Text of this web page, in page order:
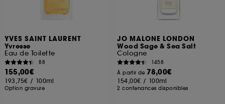
YVES SAINT LAURENT
Yvresse
Eau de Toilette
88
155,00€
193,75€ / 100ml
Option gravure
JO MALONE LONDON
Wood Sage & Sea Salt
Cologne
1458
À partir de 78,00€
154,00€ / 100ml
2 contenances disponibles